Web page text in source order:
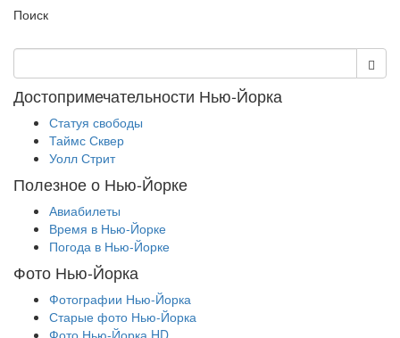
Поиск
Достопримечательности Нью-Йорка
Статуя свободы
Таймс Сквер
Уолл Стрит
Полезное о Нью-Йорке
Авиабилеты
Время в Нью-Йорке
Погода в Нью-Йорке
Фото Нью-Йорка
Фотографии Нью-Йорка
Старые фото Нью-Йорка
Фото Нью-Йорка HD